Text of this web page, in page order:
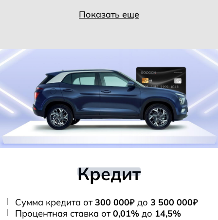
Показать еще
Кредит
Сумма кредита от300 000₽ до 3 500 000₽
Процентная ставка от0,01% до 14,5%